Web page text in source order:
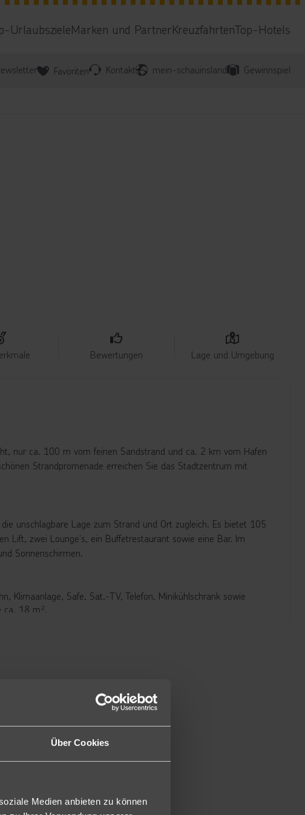
Über Cookies
Medien anbieten zu können
UrlaubszieleMarken und PartnerKreuzfahrtenTop-Hotels
Favoriten Kontakt mein-schauinsland Gewinnspiel
Bewertungen Lage und Umgebung
nur ca. 100 m vom feinen Sandstrand und ca. 2 km vom Hafen
Strandpromenade erreichen Sie das Stadtzentrum mit
unschlagbare Lage zum Strand und Ort zugleich. Es bietet 105
Lift, zwei Lounge's, ein Buffetrestaurant sowie eine Bar. Im
Sonnenschirmen.
Klimaanlage, Safe, Sat.-TV, Telefon, Minikühlschrank sowie
ca. 18 m².